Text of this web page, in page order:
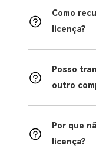
Como
licença?
Posso
outro
Por que
licença?